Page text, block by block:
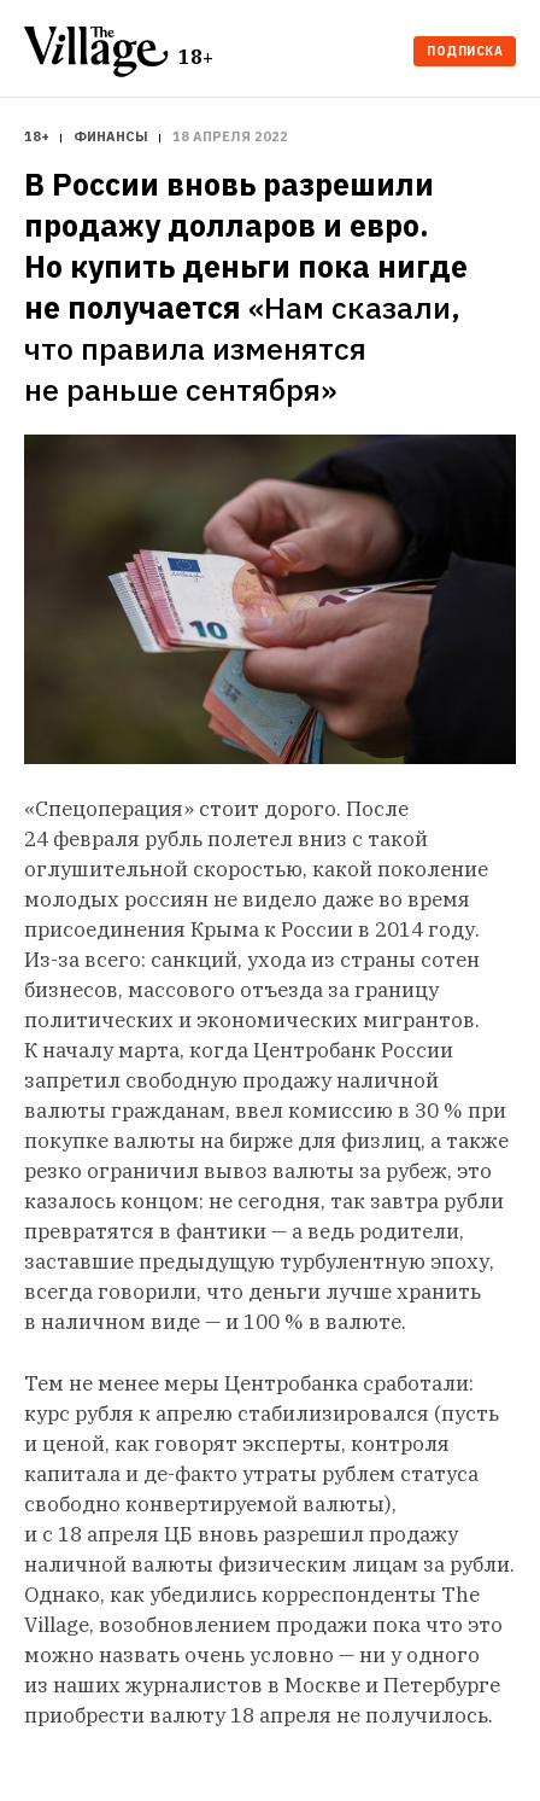
18+ ПОДПИСКА
18+ ФИНАНСЫ 18 АПРЕЛЯ 2022
В России вновь разрешили
продажу долларов и евро.
Но купить деньги пока нигде
не получается «Нам сказали,
что правила изменятся
не раньше сентября»
«Спецоперация» стоит дорого. После
24 февраля рубль полетел вниз с такой
оглушительной скоростью, какой поколение
молодых россиян не видело даже во время
присоединения Крыма к России в 2014 году.
Из-за всего: санкций, ухода из страны сотен
бизнесов, массового отъезда за границу
политических и экономических мигрантов.
К началу марта, когда Центробанк России
запретил свободную продажу наличной
валюты гражданам, ввел комиссию в 30 % при
покупке валюты на бирже для физлиц, а также
резко ограничил вывоз валюты за рубеж, это
казалось концом: не сегодня, так завтра рубли
превратятся в фантики — а ведь родители,
заставшие предыдущую турбулентную эпоху,
всегда говорили, что деньги лучше хранить
в наличном виде — и 100 % в валюте.
Тем не менее меры Центробанка сработали:
курс рубля к апрелю стабилизировался (пусть
и ценой, как говорят эксперты, контроля
капитала и де-факто утраты рублем статуса
свободно конвертируемой валюты),
и с 18 апреля ЦБ вновь разрешил продажу
наличной валюты физическим лицам за рубли.
Однако, как убедились корреспонденты The
Village, возобновлением продажи пока что это
можно назвать очень условно — ни у одного
из наших журналистов в Москве и Петербурге
приобрести валюту 18 апреля не получилось.